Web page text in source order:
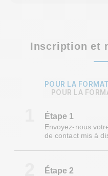
Inscription et
POUR LA
POUR LA
Étape 1
Envoyez-nous
de contact mis à
Étape 2